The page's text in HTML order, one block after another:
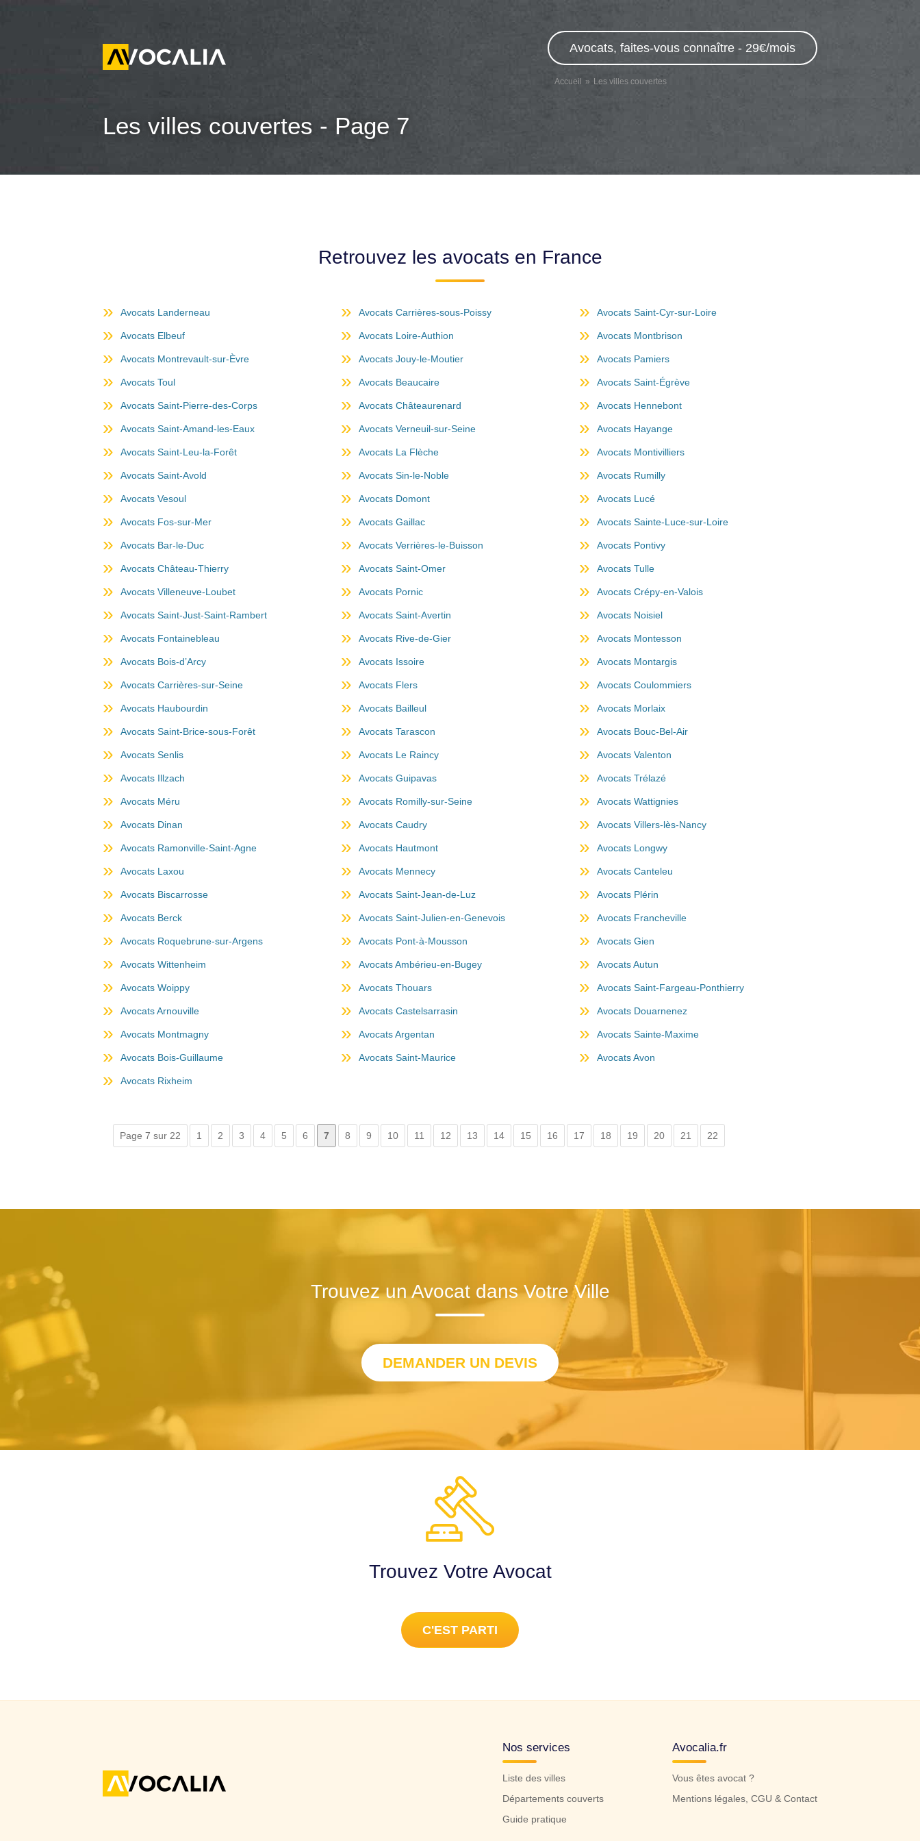
Avocats, faites-vous connaître - 29€/mois
Accueil Les villes couvertes
Les villes couvertes - Page 7
Retrouvez les avocats en France
Avocats Landerneau Avocats Carrières-sous-Poissy Avocats Saint-Cyr-sur-Loire
Avocats Elbeuf Avocats Loire-Authion Avocats Montbrison
Avocats Montrevault-sur-Èvre Avocats Jouy-le-Moutier Avocats Pamiers
Avocats Toul Avocats Beaucaire Avocats Saint-Égrève
Avocats Saint-Pierre-des-Corps Avocats Châteaurenard Avocats Hennebont
Avocats Saint-Amand-les-Eaux Avocats Verneuil-sur-Seine Avocats Hayange
Avocats Saint-Leu-la-Forêt Avocats La Flèche Avocats Montivilliers
Avocats Saint-Avold Avocats Sin-le-Noble Avocats Rumilly
Avocats Vesoul Avocats Domont Avocats Lucé
Avocats Fos-sur-Mer Avocats Gaillac Avocats Sainte-Luce-sur-Loire
Avocats Bar-le-Duc Avocats Verrières-le-Buisson Avocats Pontivy
Avocats Château-Thierry Avocats Saint-Omer Avocats Tulle
Avocats Villeneuve-Loubet Avocats Pornic Avocats Crépy-en-Valois
Avocats Saint-Just-Saint-Rambert Avocats Saint-Avertin Avocats Noisiel
Avocats Fontainebleau Avocats Rive-de-Gier Avocats Montesson
Avocats Bois-d’Arcy Avocats Issoire Avocats Montargis
Avocats Carrières-sur-Seine Avocats Flers Avocats Coulommiers
Avocats Haubourdin Avocats Bailleul Avocats Morlaix
Avocats Saint-Brice-sous-Forêt Avocats Tarascon Avocats Bouc-Bel-Air
Avocats Senlis Avocats Le Raincy Avocats Valenton
Avocats Illzach Avocats Guipavas Avocats Trélazé
Avocats Méru Avocats Romilly-sur-Seine Avocats Wattignies
Avocats Dinan Avocats Caudry Avocats Villers-lès-Nancy
Avocats Ramonville-Saint-Agne Avocats Hautmont Avocats Longwy
Avocats Laxou Avocats Mennecy Avocats Canteleu
Avocats Biscarrosse Avocats Saint-Jean-de-Luz Avocats Plérin
Avocats Berck Avocats Saint-Julien-en-Genevois Avocats Francheville
Avocats Roquebrune-sur-Argens Avocats Pont-à-Mousson Avocats Gien
Avocats Wittenheim Avocats Ambérieu-en-Bugey Avocats Autun
Avocats Woippy Avocats Thouars Avocats Saint-Fargeau-Ponthierry
Avocats Arnouville Avocats Castelsarrasin Avocats Douarnenez
Avocats Montmagny Avocats Argentan Avocats Sainte-Maxime
Avocats Bois-Guillaume Avocats Saint-Maurice Avocats Avon
Avocats Rixheim
Page 7 sur 22 1 2 3 4 5 6 7 8 9 10 11 12 13 14 15 16 17 18 19 20 21 22
Trouvez un Avocat dans Votre Ville
DEMANDER UN DEVIS
Trouvez Votre Avocat
C'EST PARTI
Nos services
Liste des villes
Départements couverts
Guide pratique
Avocalia.fr
Vous êtes avocat ?
Mentions légales, CGU & Contact